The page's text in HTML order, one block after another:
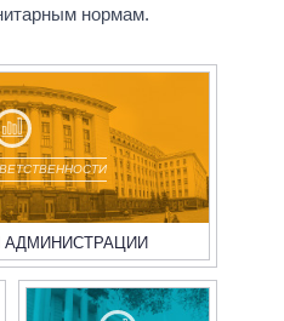
нормам.
АДМИНИСТРАЦИИ